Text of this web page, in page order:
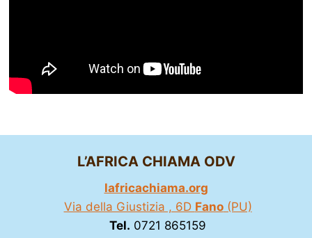
L’AFRICA CHIAMA ODV
lafricachiama.org
Via della Giustizia , 6D Fano(PU)
Tel. 0721 865159